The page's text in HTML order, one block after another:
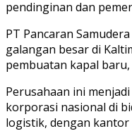
pendinginan dan
PT Pancaran
galangan besar di
pembuatan kapal
Perusahaan ini
korporasi nasional di
logistik, dengan kantor